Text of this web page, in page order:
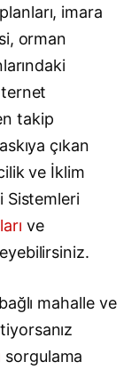
imara
orman
takip
çıkan
ve İklim
Sistemleri
ve
mahalle ve
sorgulama